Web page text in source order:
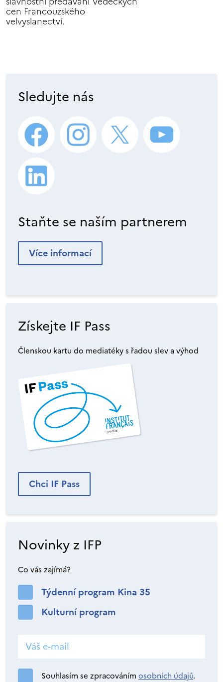
cen Francouzského
velvyslanectví.
Sledujte nás
Staňte se naším partnerem
Více informací
Získejte IF Pass
Členskou kartu do mediatéky s řadou slev a výhod
Chci IF Pass
Novinky z IFP
Co vás zajímá?
Týdenní program Kina 35
Kulturní program
Souhlasím se zpracováním osobních údajů.